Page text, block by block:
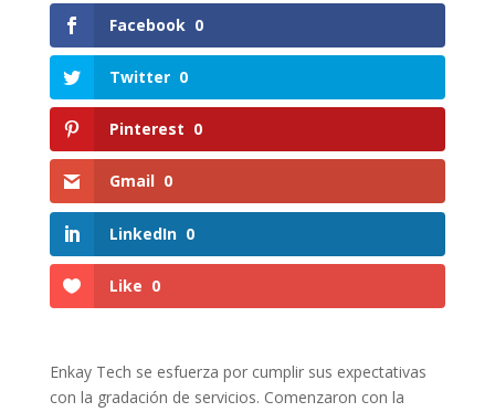
Facebook 0
Twitter 0
Pinterest 0
Gmail 0
LinkedIn 0
Like 0
Enkay Tech se esfuerza por cumplir sus expectativas
con la gradación de servicios. Comenzaron con la